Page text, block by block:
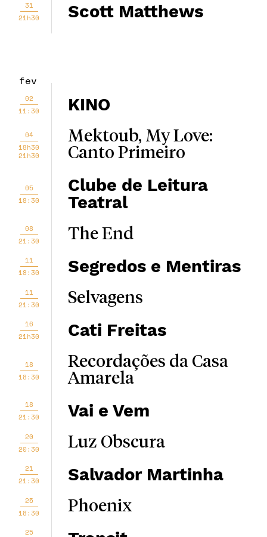
31
21h30
Scott Matthews
fev
02
11:30
KINO
04
18h30
21h30
Mektoub, My Love:
Canto Primeiro
05
18:30
Clube de Leitura
Teatral
08
21:30
The End
11
18:30
Segredos e Mentiras
11
21:30
Selvagens
16
21h30
Cati Freitas
18
18:30
Recordações da Casa
Amarela
18
21:30
Vai e Vem
20
20:30
Luz Obscura
21
21:30
Salvador Martinha
25
18:30
Phoenix
25